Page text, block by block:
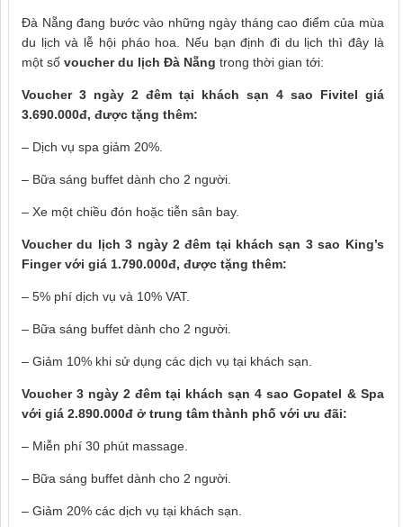
Đà Nẵng đang bước vào những ngày tháng cao điểm của mùa
du lịch và lễ hội pháo hoa. Nếu bạn định đi du lịch thì đây là
một số voucher du lịch Đà Nẵng trong thời gian tới:
Voucher 3 ngày 2 đêm tại khách sạn 4 sao Fivitel giá
3.690.000đ, được tặng thêm:
– Dịch vụ spa giảm 20%.
– Bữa sáng buffet dành cho 2 người.
– Xe một chiều đón hoặc tiễn sân bay.
Voucher du lịch 3 ngày 2 đêm tại khách sạn 3 sao King’s
Finger với giá 1.790.000đ, được tặng thêm:
– 5% phí dịch vụ và 10% VAT.
– Bữa sáng buffet dành cho 2 người.
– Giảm 10% khi sử dụng các dịch vụ tại khách sạn.
Voucher 3 ngày 2 đêm tại khách sạn 4 sao Gopatel & Spa
với giá 2.890.000đ ở trung tâm thành phố với ưu đãi:
– Miễn phí 30 phút massage.
– Bữa sáng buffet dành cho 2 người.
– Giảm 20% các dịch vụ tại khách sạn.